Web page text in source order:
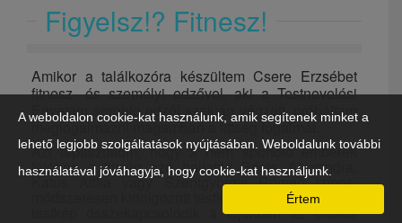
Figyelsz!? Fitnesz!
Amikor a találkozóra készültem Csere Erzsébet
fitnesz- és személyi edzővel, aki a Testnevelési
Egyetem aerobic edzői szakján végzett, próbáltam
megfogalmazni magamban a fittség fogalmát.
Azt tapasztalom, hogy a nem sportoló emberek
fejében a fittség szó hallatán Béres Alexandra,
Katus Attila vagy Szentgyörgyi Rómeó izmos,
módszeresen kidolgozott testképe ugrik be. És ez a
testkép összekapcsolódik a fejekben az örökös
A weboldalon cookie-kat használunk, amik segítenek minket a
lehető legjobb szolgáltatások nyújtásában. Weboldalunk további
használatával jóváhagyja, hogy cookie-kat használjunk.
Értem